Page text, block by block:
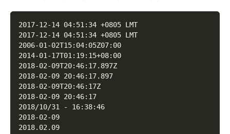
2017-12-14 04:51:34 +0805 LMT
2017-12-14 04:51:34 +0805 LMT
2006-01-02T15:04:05Z07:00
2014-01-17T01:19:15+08:00
2018-02-09T20:46:17.897Z
2018-02-09 20:46:17.897
2018-02-09T20:46:17Z
2018-02-09 20:46:17
2018/10/31 - 16:38:46
2018-02-09
2018.02.09